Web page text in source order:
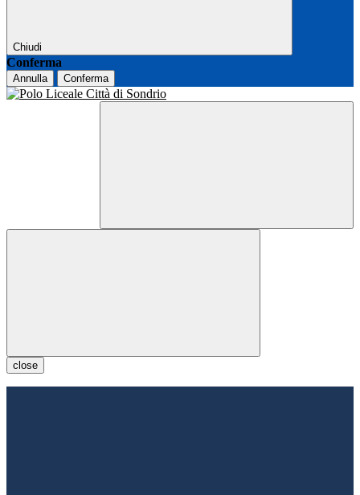
Chiudi
Conferma
Annulla Conferma
close